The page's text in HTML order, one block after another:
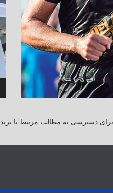
برای دسترسی به مطالب مرتبط با برند